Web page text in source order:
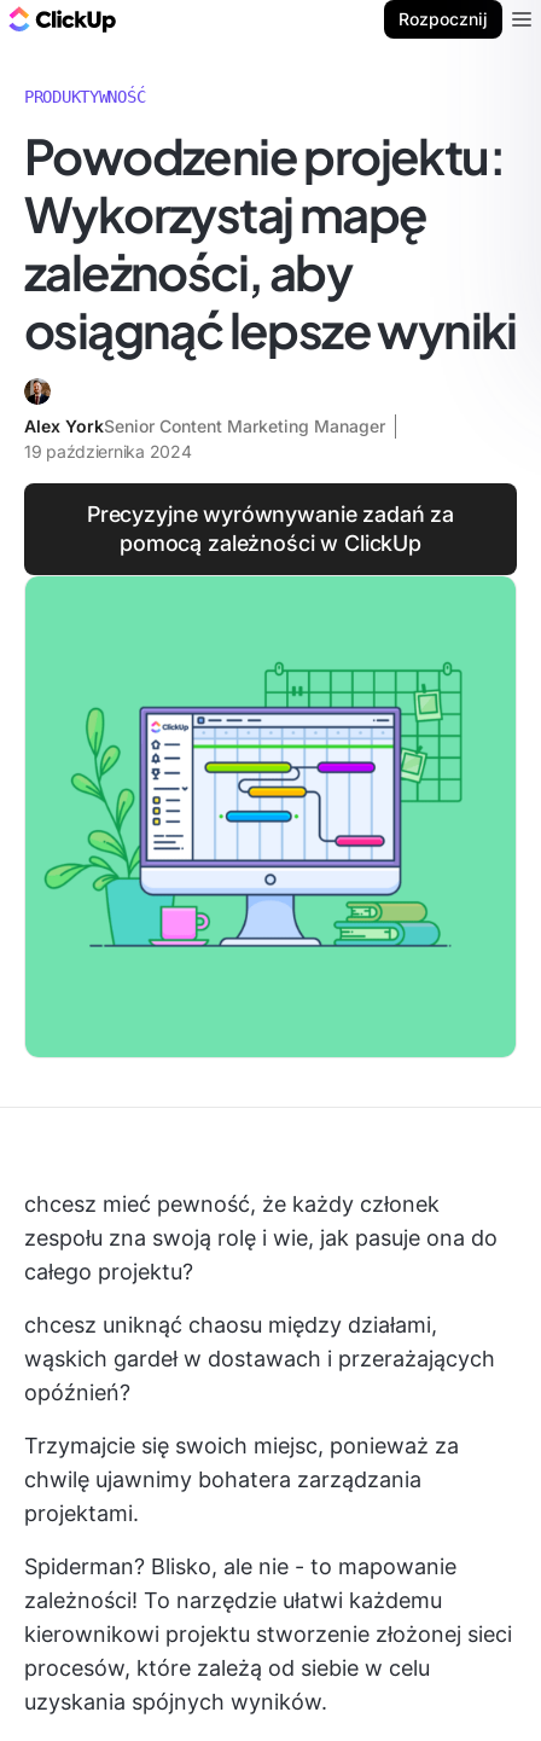
Rozpocznij
PRODUKTYWNOŚĆ
Powodzenie projektu:
Wykorzystaj mapę
zależności, aby
osiągnąć lepsze wyniki
Alex YorkSenior Content Marketing Manager
19 października 2024
Precyzyjne wyrównywanie zadań za
pomocą zależności w ClickUp
chcesz mieć pewność, że każdy członek
zespołu zna swoją rolę i wie, jak pasuje ona do
całego projektu?
chcesz uniknąć chaosu między działami,
wąskich gardeł w dostawach i przerażających
opóźnień?
Trzymajcie się swoich miejsc, ponieważ za
chwilę ujawnimy bohatera zarządzania
projektami.
Spiderman? Blisko, ale nie - to mapowanie
zależności! To narzędzie ułatwi każdemu
kierownikowi projektu stworzenie złożonej sieci
procesów, które zależą od siebie w celu
uzyskania spójnych wyników.